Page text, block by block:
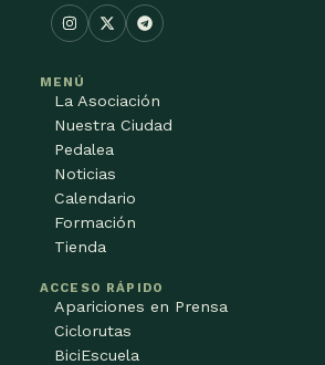
MENÚ
La Asociación
Nuestra Ciudad
Pedalea
Noticias
Calendario
Formación
Tienda
ACCESO RÁPIDO
Apariciones en Prensa
Ciclorutas
BiciEscuela